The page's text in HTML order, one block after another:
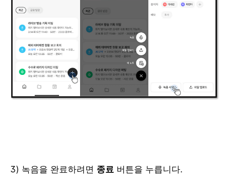
3) 녹음을 완료하려면 종료 버튼을 누릅니다.